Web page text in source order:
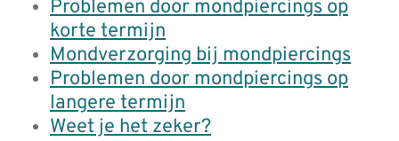
Problemen door mondpiercings op
korte termijn
Mondverzorging bij mondpiercings
Problemen door mondpiercings op
langere termijn
Weet je het zeker?